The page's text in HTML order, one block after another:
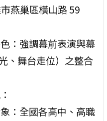
燕巢區橫山路 59
色：強調幕前表演與幕
、舞台走位）之整合
象：全國各高中、高職